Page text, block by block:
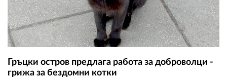
Гръцки остров предлага работа за доброволци -
грижа за бездомни котки